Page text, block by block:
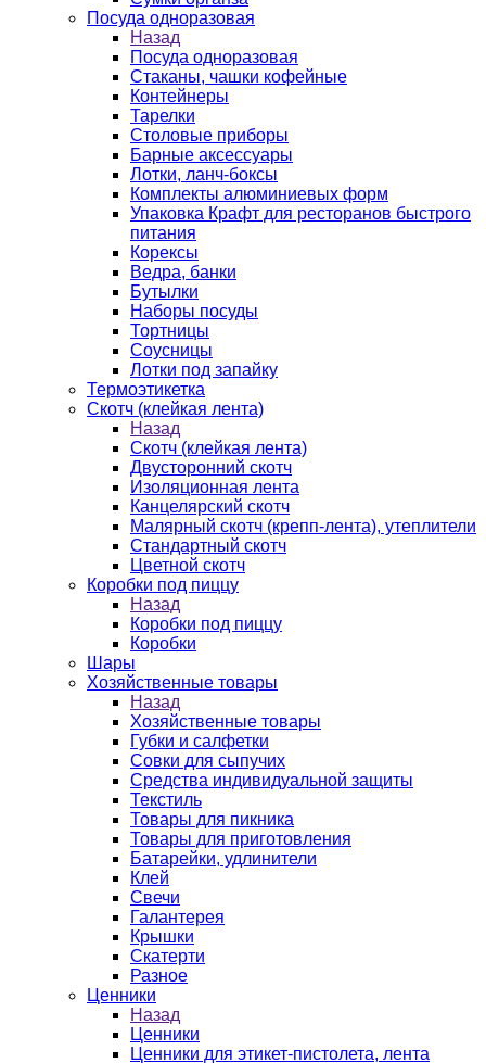
Посуда одноразовая
Назад
Посуда одноразовая
Стаканы, чашки кофейные
Контейнеры
Тарелки
Столовые приборы
Барные аксессуары
Лотки, ланч-боксы
Комплекты алюминиевых форм
Упаковка Крафт для ресторанов быстрого
питания
Корексы
Ведра, банки
Бутылки
Наборы посуды
Тортницы
Соусницы
Лотки под запайку
Термоэтикетка
Скотч (клейкая лента)
Назад
Скотч (клейкая лента)
Двусторонний скотч
Изоляционная лента
Канцелярский скотч
Малярный скотч (крепп-лента), утеплители
Стандартный скотч
Цветной скотч
Коробки под пиццу
Назад
Коробки под пиццу
Коробки
Шары
Хозяйственные товары
Назад
Хозяйственные товары
Губки и салфетки
Совки для сыпучих
Средства индивидуальной защиты
Текстиль
Товары для пикника
Товары для приготовления
Батарейки, удлинители
Клей
Свечи
Галантерея
Крышки
Скатерти
Разное
Ценники
Назад
Ценники
Ценники для этикет-пистолета, лента